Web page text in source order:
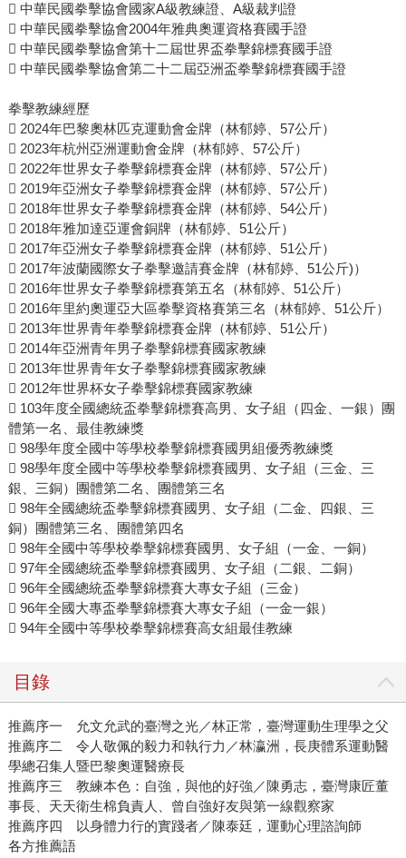
 中華民國拳擊協會國家A級教練證、A級裁判證
 中華民國拳擊協會2004年雅典奧運資格賽國手證
 中華民國拳擊協會第十二屆世界盃拳擊錦標賽國手證
 中華民國拳擊協會第二十二屆亞洲盃拳擊錦標賽國手證
拳擊教練經歷
 2024年巴黎奧林匹克運動會金牌（林郁婷、57公斤）
 2023年杭州亞洲運動會金牌（林郁婷、57公斤）
 2022年世界女子拳擊錦標賽金牌（林郁婷、57公斤）
 2019年亞洲女子拳擊錦標賽金牌（林郁婷、57公斤）
 2018年世界女子拳擊錦標賽金牌（林郁婷、54公斤）
 2018年雅加達亞運會銅牌（林郁婷、51公斤）
 2017年亞洲女子拳擊錦標賽金牌（林郁婷、51公斤）
 2017年波蘭國際女子拳擊邀請賽金牌（林郁婷、51公斤)）
 2016年世界女子拳擊錦標賽第五名（林郁婷、51公斤）
 2016年里約奧運亞大區拳擊資格賽第三名（林郁婷、51公斤）
 2013年世界青年拳擊錦標賽金牌（林郁婷、51公斤）
 2014年亞洲青年男子拳擊錦標賽國家教練
 2013年世界青年女子拳擊錦標賽國家教練
 2012年世界杯女子拳擊錦標賽國家教練
 103年度全國總統盃拳擊錦標賽高男、女子組（四金、一銀）團
體第一名、最佳教練獎
 98學年度全國中等學校拳擊錦標賽國男組優秀教練獎
 98學年度全國中等學校拳擊錦標賽國男、女子組（三金、三
銀、三銅）團體第二名、團體第三名
 98年全國總統盃拳擊錦標賽國男、女子組（二金、四銀、三
銅）團體第三名、團體第四名
 98年全國中等學校拳擊錦標賽國男、女子組（一金、一銅）
 97年全國總統盃拳擊錦標賽國男、女子組（二銀、二銅）
 96年全國總統盃拳擊錦標賽大專女子組（三金）
 96年全國大專盃拳擊錦標賽大專女子組（一金一銀）
 94年全國中等學校拳擊錦標賽高女組最佳教練
目錄
推薦序一 允文允武的臺灣之光／林正常，臺灣運動生理學之父
推薦序二 令人敬佩的毅力和執行力／林瀛洲，長庚體系運動醫
學總召集人暨巴黎奧運醫療長
推薦序三 教練本色：自強，與他的好強／陳勇志，臺灣康匠董
事長、天天衛生棉負責人、曾自強好友與第一線觀察家
推薦序四 以身體力行的實踐者／陳泰廷，運動心理諮詢師
各方推薦語